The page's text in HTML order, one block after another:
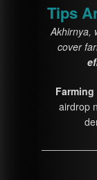
Tips
Akhirnya,
cover
airdrop